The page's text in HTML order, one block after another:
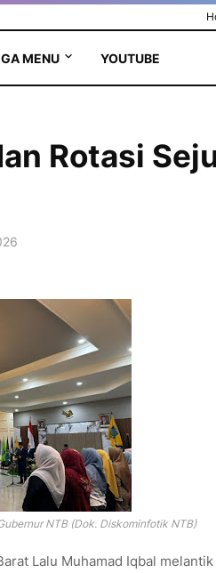
MENU YOUTUBE
Rotasi
NTB (Dok. Diskominfotik NTB)
Lalu Muhamad Iqbal